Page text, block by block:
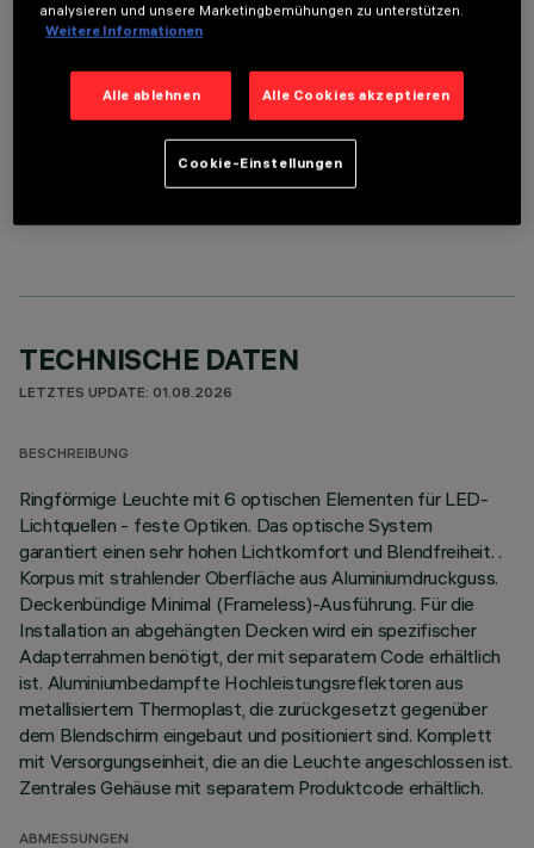
Um das Produkt ordnungsgemäß zu installieren und zu betreiben, muss eines der erforderlichen
Zubehörteile bestellt werden:
OPTIONALE KOMPONENTEN
TECHNISCHE DATEN
LETZTES UPDATE: 01.08.2026
BESCHREIBUNG
Ringförmige Leuchte mit 6 optischen Elementen für LED-
Lichtquellen - feste Optiken. Das optische System
garantiert einen sehr hohen Lichtkomfort und Blendfreiheit. .
Korpus mit strahlender Oberfläche aus Aluminiumdruckguss.
Deckenbündige Minimal (Frameless)-Ausführung. Für die
Installation an abgehängten Decken wird ein spezifischer
Adapterrahmen benötigt, der mit separatem Code erhältlich
ist. Aluminiumbedampfte Hochleistungsreflektoren aus
metallisiertem Thermoplast, die zurückgesetzt gegenüber
dem Blendschirm eingebaut und positioniert sind. Komplett
mit Versorgungseinheit, die an die Leuchte angeschlossen ist.
Zentrales Gehäuse mit separatem Produktcode erhältlich.
ABMESSUNGEN
analysieren und unsere Marketingbemühungen zu unterstützen.
Weitere Informationen
Alle ablehnen Alle Cookies akzeptieren
Cookie-Einstellungen